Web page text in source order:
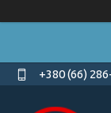
+380 (66)